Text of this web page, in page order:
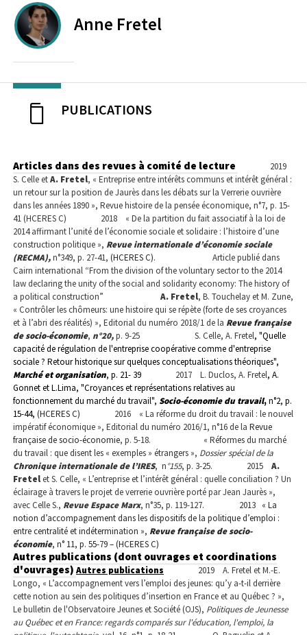
Anne Fretel
PUBLICATIONS
Articles dans des revues à comité de lecture
2019
S. Celle etA. Fretel, « Entreprise entre intérêts communs et intérêt général :
un retour sur la position de Jaurès dans les débats sur la Verrerie ouvrière
dans les années 1890 », Revue histoire de la pensée économique, n°7, p. 15-
41 (HCERES C)
2018
« De la partition du fait associatif à la loi de
2014 affirmant l’unité de l’économie sociale et solidaire : l’histoire d’une
construction politique », Revue internationale d’économie sociale
(RECMA),n°349, p. 27-41, (HCERES C).
Article publié dans
Cairn international “From the division of the voluntary sector to the 2014
law declaring the unity of the social and solidarity economy: The history of
a political construction”
A. Fretel, B. Touchelay et M. Zune,
« Contrôler les chômeurs: une histoire qui se répète (forte de ses croyances
et à l’abri des réalités) », Editorial du numéro 2018/1 de la Revue française
de socio-économie, n°20,p. 9-25 S. Celle, A. Fretel, "Quelle
capacité de régulation de l'entreprise coopérative comme d'entreprise
sociale ? Retour historique sur quelques conceptualisations théoriques",
Marché et organisation, p. 21- 39 2017 L. Duclos, A. Fretel, A.
Gonnet et L.Lima, "Croyances et représentations relatives au
fonctionnement du marché du travail", Socio-économie du travail,n°2, p.
15-44, (HCERES C) 2016
« La réforme du droit du travail : le nouvel
impératif économique », Editorial du numéro 2016/1, n°16 de la Revue
française de socio-économie, p. 5-18.
« Réformes du marché
du travail : que disent les « exemples » étrangers », Dossier spécial de la
Chronique internationale de l’IRES, n°155, p. 3-25. 2015
A.
Fretelet S. Celle, « L’entreprise et l’intérêt général : quelle conciliation ? Un
éclairage à travers le projet de verrerie ouvrière porté par Jean Jaurès »,
avec Celle S., Revue Espace Marx, n°35, p. 119-127. 2013 « La
notion d’accompagnement dans les dispositifs de la politique d’emploi :
entre centralité et indétermination », Revue française de socio-
économie, n° 11, p. 55-79 – (HCERES C)
Autres publications (dont ouvrages et coordinations
d'ouvrages) Autres publications 2019
A. Fretel et M.-E.
Longo, « L’accompagnement vers l’emploi des jeunes: qu’y a-t-il derrière
cette notion au sein des politiques d’insertion en France et au Québec ? »,
Le bulletin de l'Observatoire Jeunes et Société (OJS), Politiques de Jeunesse
au Québec et en France: regards comparés sur l'éducation, l'emploi, la